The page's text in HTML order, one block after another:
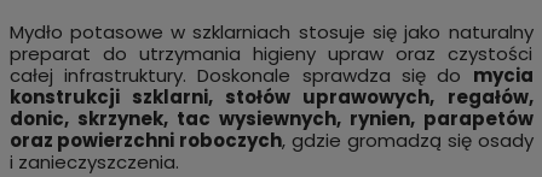
Mydło potasowe w szklarniach stosuje się jako naturalny
preparat do utrzymania higieny upraw oraz czystości
całej infrastruktury. Doskonale sprawdza się do mycia
konstrukcji szklarni, stołów uprawowych, regałów,
donic, skrzynek, tac wysiewnych, rynien, parapetów
oraz powierzchni roboczych, gdzie gromadzą się osady
i zanieczyszczenia.